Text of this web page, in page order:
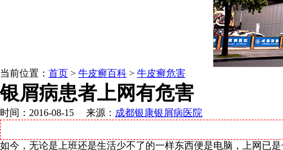
当前位置： 首页 > 牛皮癣百科 > 牛皮癣危害
银屑病患者上网有危害
时间：2016-08-15 来源： 成都银康银屑病医院
如今，无论是上班还是生活少不了的一样东西便是电脑，上网已